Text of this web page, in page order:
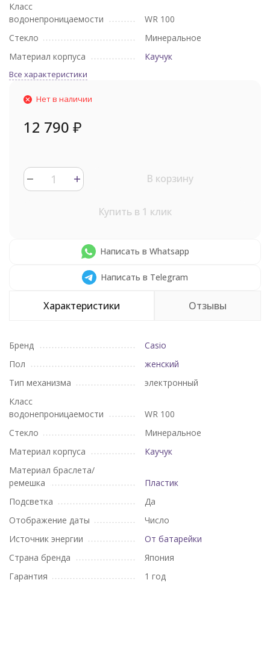
Класс
водонепроницаемости
WR 100
Стекло
Минеральное
Материал корпуса
Каучук
Все характеристики
Нет в наличии
12 790 ₽
В корзину
Купить в 1 клик
Написать в Whatsapp
Написать в Telegram
Характеристики Отзывы
Бренд
Casio
Пол
женский
Тип механизма
электронный
Класс
водонепроницаемости
WR 100
Стекло
Минеральное
Материал корпуса
Каучук
Материал браслета/
ремешка
Пластик
Подсветка
Да
Отображение даты
Число
Источник энергии
От батарейки
Страна бренда
Япония
Гарантия
1 год